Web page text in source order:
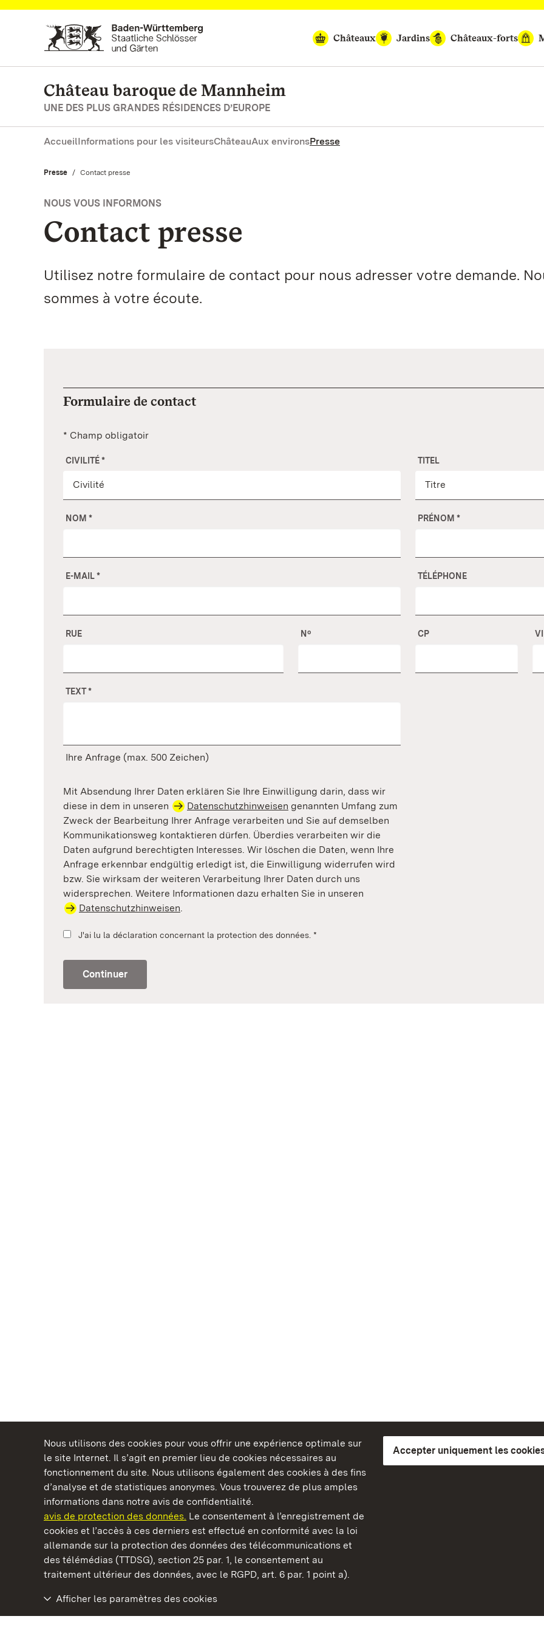
Nous utilisons des cookies pour vous offrir une expérience optimale sur
le site Internet. Il s’agit en premier lieu de cookies nécessaires au
fonctionnement du site. Nous utilisons également des cookies à des fins
d’analyse et de statistiques anonymes. Vous trouverez de plus amples
informations dans notre avis de confidentialité.
avis de protection des données. Le consentement à l’enregistrement de
cookies et l’accès à ces derniers est effectué en conformité avec la loi
allemande sur la protection des données des télécommunications et
des télémédias (TTDSG), section 25 par. 1, le consentement au
traitement ultérieur des données, avec le RGPD, art. 6 par. 1 point a).
Accepter uniquement les
Afficher les paramètres des cookies
Vers la page d’accueil
Châteaux
Jardins Châteaux-forts
Château baroque de Mannheim
UNE DES PLUS GRANDES RÉSIDENCES D’EUROPE
AccueilInformations pour les visiteursChâteauAux environsPresse
Presse Actuel:
Contact presse
NOUS VOUS INFORMONS
Contact presse
Utilisez notre formulaire de contact pour nous adresser votre demande.
sommes à votre écoute.
Formulaire de contact
* Champ obligatoir
CIVILITÉ* TITEL
NOM * PRÉNOM *
E-MAIL* TÉLÉPHONE
RUE Nº CP
TEXT*
Ihre Anfrage (max. 500 Zeichen)
Mit Absendung Ihrer Daten erklären Sie Ihre Einwilligung darin, dass wir
diese in dem in unseren
Datenschutzhinweisen genannten Umfang zum
Zweck der Bearbeitung Ihrer Anfrage verarbeiten und Sie auf demselben
Kommunikationsweg kontaktieren dürfen. Überdies verarbeiten wir die
Daten aufgrund berechtigten Interesses. Wir löschen die Daten, wenn Ihre
Anfrage erkennbar endgültig erledigt ist, die Einwilligung widerrufen wird
bzw. Sie wirksam der weiteren Verarbeitung Ihrer Daten durch uns
widersprechen. Weitere Informationen dazu erhalten Sie in unseren
Datenschutzhinweisen.
J'ai lu la déclaration concernant la protection des données. *
Continuer
Châteaux et jardins publics du Bade-Wurtemberg
Château baroque de Mannheim
Explications sur